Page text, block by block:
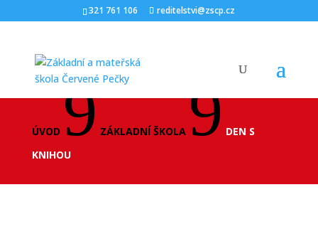
321 761 106 reditelstvi@zscp.cz
ÚVOD 9 ZÁKLADNÍ ŠKOLA 9 DEN S
KNIHOU